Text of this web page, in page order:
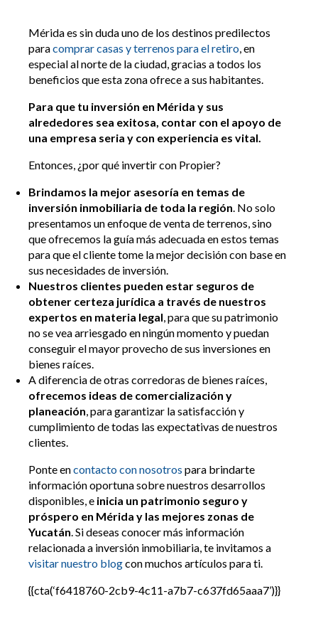
Mérida es sin duda uno de los destinos predilectos
paracomprar casas y terrenos para el retiro, en
especial al norte de la ciudad, gracias a todos los
beneficios que esta zona ofrece a sus habitantes.
Para que tu inversión en Mérida y sus
alrededores sea exitosa, contar con el apoyo de
una empresa seria y con experiencia es vital.
Entonces, ¿por qué invertir con Propier?
Brindamos la mejor asesoría en temas de
inversión inmobiliaria de toda la región. No solo
presentamos un enfoque de venta de terrenos, sino
que ofrecemos la guía más adecuada en estos temas
para que el cliente tome la mejor decisión con base en
sus necesidades de inversión.
Nuestros clientes pueden estar seguros de
obtener certeza jurídica a través de nuestros
expertos en materia legal, para que su patrimonio
no se vea arriesgado en ningún momento y puedan
conseguir el mayor provecho de sus inversiones en
bienes raíces.
A diferencia de otras corredoras de bienes raíces,
ofrecemos ideas de comercialización y
planeación, para garantizar la satisfacción y
cumplimiento de todas las expectativas de nuestros
clientes.
Ponte encontacto con nosotros para brindarte
información oportuna sobre nuestros desarrollos
disponibles, e inicia un patrimonio seguro y
próspero en Mérida y las mejores zonas de
Yucatán. Si deseas conocer más información
relacionada a inversión inmobiliaria, te invitamos a
visitar nuestro blogcon muchos artículos para ti.
{{cta(‘f6418760-2cb9-4c11-a7b7-c637fd65aaa7’)}}